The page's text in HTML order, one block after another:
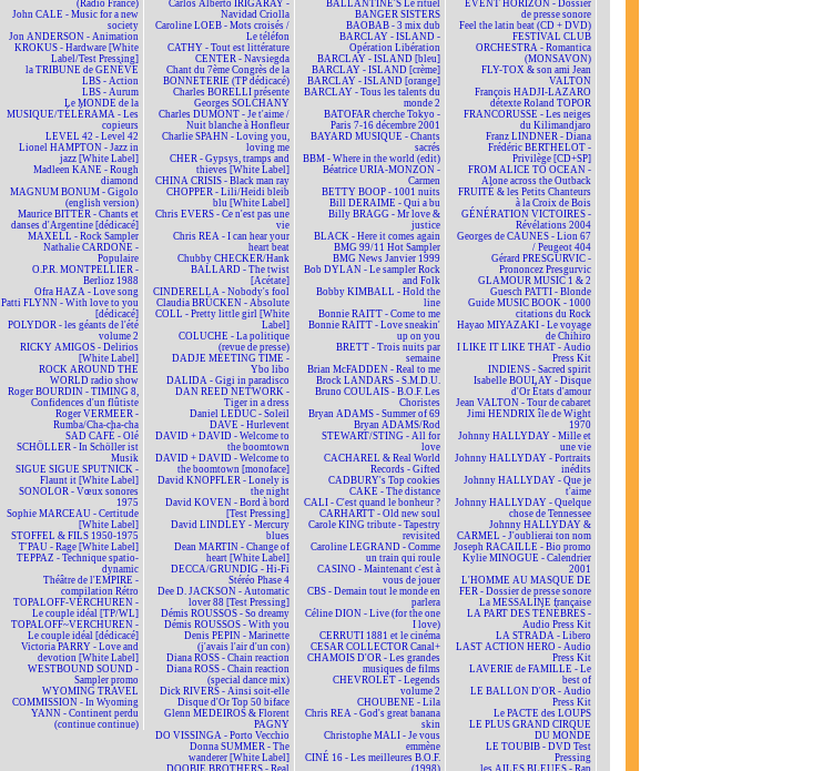
(Radio France)
John CALE - Music for a new
society
Jon ANDERSON - Animation
KROKUS - Hardware [White
Label/Test Pressing]
la TRIBUNE de GENÈVE
LBS - Action
LBS - Aurum
Le MONDE de la
MUSIQUE/TÉLÉRAMA - Les
copieurs
LEVEL 42 - Level 42
Lionel HAMPTON - Jazz in
jazz [White Label]
Madleen KANE - Rough
diamond
MAGNUM BONUM - Gigolo
(english version)
Maurice BITTER - Chants et
danses d'Argentine [dédicacé]
MAXELL - Rock Sampler
Nathalie CARDONE -
Populaire
O.P.R. MONTPELLIER -
Berlioz 1988
Ofra HAZA - Love song
Patti FLYNN - With love to you
[dédicacé]
POLYDOR - les géants de l'été
volume 2
RICKY AMIGOS - Delirios
[White Label]
ROCK AROUND THE
WORLD radio show
Roger BOURDIN - TIMING 8,
Confidences d'un flûtiste
Roger VERMEER -
Rumba/Cha-cha-cha
SAD CAFÉ - Olé
SCHÖLLER - In Schöller ist
Musik
SIGUE SIGUE SPUTNICK -
Flaunt it [White Label]
SONOLOR - Vœux sonores
1975
Sophie MARCEAU - Certitude
[White Label]
STOFFEL & FILS 1950-1975
T'PAU - Rage [White Label]
TEPPAZ - Technique spatio-
dynamic
Théâtre de l'EMPIRE -
compilation Rétro
TOPALOFF-VERCHUREN -
Le couple idéal [TP/WL]
TOPALOFF~VERCHUREN -
Le couple idéal [dédicacé]
Victoria PARRY - Love and
devotion [White Label]
WESTBOUND SOUND -
Sampler promo
WYOMING TRAVEL
COMMISSION - In Wyoming
YANN - Continent perdu
(continue continue)
Carlos Alberto IRIGARAY -
Navidad Criolla
Caroline LOEB - Mots croisés /
Le téléfon
CATHY - Tout est littérature
CENTER - Navsiegda
Chant du 7ème Congrès de la
BONNETERIE (TP dédicacé)
Charles BORELLI présente
Georges SOLCHANY
Charles DUMONT - Je t'aime /
Nuit blanche à Honfleur
Charlie SPAHN - Loving you,
loving me
CHER - Gypsys, tramps and
thieves [White Label]
CHINA CRISIS - Black man ray
CHOPPER - Lili/Heidi bleib
blu [White Label]
Chris EVERS - Ce n'est pas une
vie
Chris REA - I can hear your
heart beat
Chubby CHECKER/Hank
BALLARD - The twist
[Acétate]
CINDERELLA - Nobody's fool
Claudia BRÜCKEN - Absolute
COLL - Pretty little girl [White
Label]
COLUCHE - La politique
(revue de presse)
DADJE MEETING TIME -
Ybo libo
DALIDA - Gigi in paradisco
DAN REED NETWORK -
Tiger in a dress
Daniel LEDUC - Soleil
DAVE - Hurlevent
DAVID + DAVID - Welcome to
the boomtown
DAVID + DAVID - Welcome to
the boomtown [monoface]
David KNOPFLER - Lonely is
the night
David KOVEN - Bord à bord
[Test Pressing]
David LINDLEY - Mercury
blues
Dean MARTIN - Change of
heart [White Label]
DECCA/GRUNDIG - Hi-Fi
Stéréo Phase 4
Dee D. JACKSON - Automatic
lover 88 [Test Pressing]
Démis ROUSSOS - So dreamy
Démis ROUSSOS - With you
Denis PEPIN - Marinette
(j'avais l'air d'un con)
Diana ROSS - Chain reaction
Diana ROSS - Chain reaction
(special dance mix)
Dick RIVERS - Ainsi soit-elle
Disque d'Or Top 50 biface
Glenn MEDEIROS & Florent
PAGNY
DO VISSINGA - Porto Vecchio
Donna SUMMER - The
wanderer [White Label]
DOOBIE BROTHERS - Real
BALLANTINE'S Le rituel
BANGER SISTERS
BAOBAB - 3 mix dub
BARCLAY - ISLAND -
Opération Libération
BARCLAY - ISLAND [bleu]
BARCLAY - ISLAND [crème]
BARCLAY - ISLAND [orange]
BARCLAY - Tous les talents du
monde 2
BATOFAR cherche Tokyo -
Paris 7-16 décembre 2001
BAYARD MUSIQUE - Chants
sacrés
BBM - Where in the world (edit)
Béatrice URIA-MONZON -
Carmen
BETTY BOOP - 1001 nuits
Bill DERAIME - Qui a bu
Billy BRAGG - Mr love &
justice
BLACK - Here it comes again
BMG 99/11 Hot Sampler
BMG News Janvier 1999
Bob DYLAN - Le sampler Rock
and Folk
Bobby KIMBALL - Hold the
line
Bonnie RAITT - Come to me
Bonnie RAITT - Love sneakin'
up on you
BRETT - Trois nuits par
semaine
Brian McFADDEN - Real to me
Brock LANDARS - S.M.D.U.
Bruno COULAIS - B.O.F. Les
Choristes
Bryan ADAMS - Summer of 69
Bryan ADAMS/Rod
STEWART/STING - All for
love
CACHAREL & Real World
Records - Gifted
CADBURY's Top cookies
CAKE - The distance
CALI - C'est quand le bonheur ?
CARHARTT - Old new soul
Carole KING tribute - Tapestry
revisited
Caroline LEGRAND - Comme
un train qui roule
CASINO - Maintenant c'est à
vous de jouer
CBS - Demain tout le monde en
parlera
Céline DION - Live (for the one
I love)
CERRUTI 1881 et le cinéma
CESAR COLLECTOR Canal+
CHAMOIS D'OR - Les grandes
musiques de films
CHEVROLET - Legends
volume 2
CHOUBENE - Lila
Chris REA - God's great banana
skin
Christophe MALI - Je vous
emmène
CINÉ 16 - Les meilleures B.O.F.
(1998)
EVENT HORIZON - Dossier
de presse sonore
Feel the latin beat (CD + DVD)
FESTIVAL CLUB
ORCHESTRA - Romantica
(MONSAVON)
FLY-TOX & son ami Jean
VALTON
François HADJI-LAZARO
détexte Roland TOPOR
FRANCORUSSE - Les neiges
du Kilimandjaro
Franz LINDNER - Diana
Frédéric BERTHELOT -
Privilège [CD+SP]
FROM ALICE TO OCEAN -
Alone across the Outback
FRUITÉ & les Petits Chanteurs
à la Croix de Bois
GÉNÉRATION VICTOIRES -
Révélations 2004
Georges de CAUNES - Lion 67
/ Peugeot 404
Gérard PRESGURVIC -
Prononcez Presgurvic
GLAMOUR MUSIC 1 & 2
Guesch PATTI - Blonde
Guide MUSIC BOOK - 1000
citations du Rock
Hayao MIYAZAKI - Le voyage
de Chihiro
I LIKE IT LIKE THAT - Audio
Press Kit
INDIENS - Sacred spirit
Isabelle BOULAY - Disque
d'Or États d'amour
Jean VALTON - Tour de cabaret
Jimi HENDRIX île de Wight
1970
Johnny HALLYDAY - Mille et
une vie
Johnny HALLYDAY - Portraits
inédits
Johnny HALLYDAY - Que je
t'aime
Johnny HALLYDAY - Quelque
chose de Tennessee
Johnny HALLYDAY &
CARMEL - J'oublierai ton nom
Joseph RACAILLE - Bio promo
Kylie MINOGUE - Calendrier
2001
L'HOMME AU MASQUE DE
FER - Dossier de presse sonore
La MESSALINE française
LA PART DES TÉNÈBRES -
Audio Press Kit
LA STRADA - Libero
LAST ACTION HERO - Audio
Press Kit
LAVERIE de FAMILLE - Le
best of
LE BALLON D'OR - Audio
Press Kit
Le PACTE des LOUPS
LE PLUS GRAND CIRQUE
DU MONDE
LE TOUBIB - DVD Test
Pressing
les AILES BLEUES - Rap